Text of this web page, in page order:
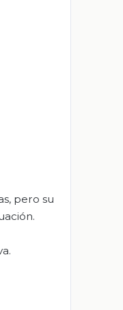
pero su